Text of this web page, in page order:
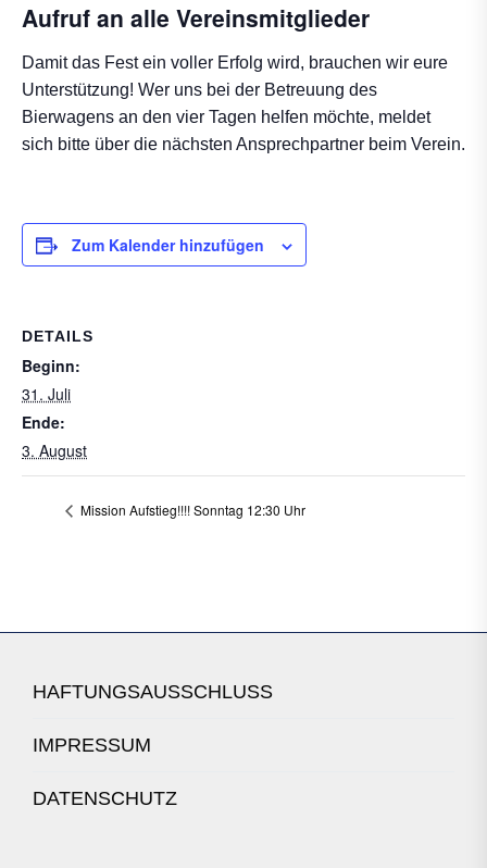
Aufruf an alle Vereinsmitglieder
Damit das Fest ein voller Erfolg wird, brauchen wir eure
Unterstützung! Wer uns bei der Betreuung des
Bierwagens an den vier Tagen helfen möchte, meldet
sich bitte über die nächsten Ansprechpartner beim Verein.
Zum Kalender hinzufügen
DETAILS
Beginn:
31. Juli
Ende:
3. August
Mission Aufstieg!!!! Sonntag 12:30 Uhr
HAFTUNGSAUSSCHLUSS
IMPRESSUM
DATENSCHUTZ